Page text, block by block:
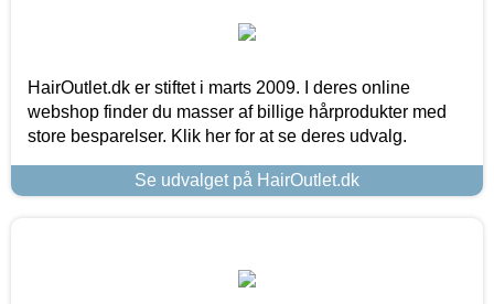
HairOutlet.dk er stiftet i marts 2009. I deres online
webshop finder du masser af billige hårprodukter med
store besparelser. Klik her for at se deres udvalg.
Se udvalget på HairOutlet.dk